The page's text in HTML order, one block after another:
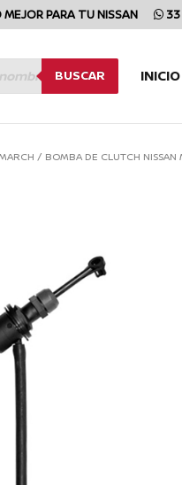
MEJOR PARA TU NISSAN 33
BUSCAR INICIO
/ BOMBA DE CLUTCH